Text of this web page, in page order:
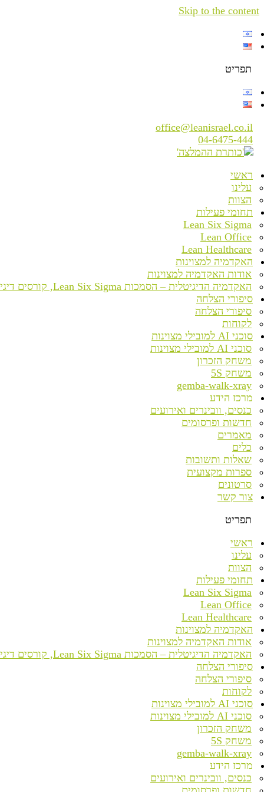
Skip to the content
תפריט
office@leanisrael.co.il
04-6475-444
ראשי
עלינו
הצוות
תחומי פעילות
Lean Six Sigma
Lean Office
Lean Healthcare
האקדמיה למצוינות
אודות האקדמיה למצוינות
האקדמיה הדיגיטלית – הסמכות Lean Six Sigma, קורסים דיגיטליים ומעבדת טרנספורמציה
סיפורי הצלחה
סיפורי הצלחה
לקוחות
סוכני AI למובילי מצוינות
סוכני AI למובילי מצוינות
משחק הזכרון
משחק 5S
gemba-walk-xray
מרכז הידע
כנסים, וובינרים ואירועים
חדשות ופרסומים
מאמרים
כלים
שאלות ותשובות
ספרות מקצועית
סרטונים
צור קשר
תפריט
ראשי
עלינו
הצוות
תחומי פעילות
Lean Six Sigma
Lean Office
Lean Healthcare
האקדמיה למצוינות
אודות האקדמיה למצוינות
האקדמיה הדיגיטלית – הסמכות Lean Six Sigma, קורסים דיגיטליים ומעבדת טרנספורמציה
סיפורי הצלחה
סיפורי הצלחה
לקוחות
סוכני AI למובילי מצוינות
סוכני AI למובילי מצוינות
משחק הזכרון
משחק 5S
gemba-walk-xray
מרכז הידע
כנסים, וובינרים ואירועים